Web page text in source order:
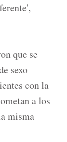
que se
sexo
con la
a los
misma